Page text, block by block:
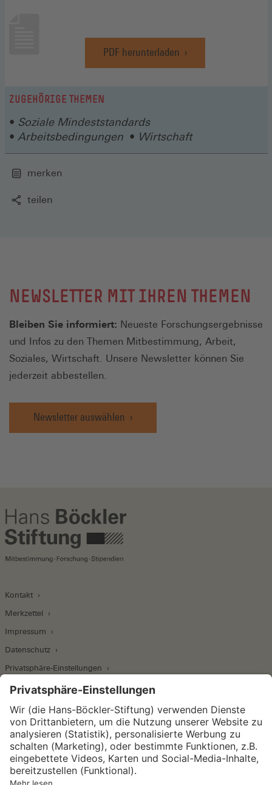
PDF herunterladen
(Öffnet
in
ZUGEHÖRIGE THEMEN
Soziale Mindeststandards
Arbeitsbedingungen
Wirtschaft
merken
teilen
NEWSLETTER MIT IHREN THEMEN
Bleiben Sie informiert: Neueste Forschungsergebnisse
und Infos zu den Themen Mitbestimmung, Arbeit,
Soziales, Wirtschaft. Unsere Newsletter können Sie
jederzeit abbestellen.
Newsletter auswählen
Kontakt
Merkzettel
Impressum
Datenschutz
Privatsphäre-Einstellungen
Wirtschafts- und Sozialwissenschaftliches Institut
Institut für Makroökonomie und
Konjunkturforschung